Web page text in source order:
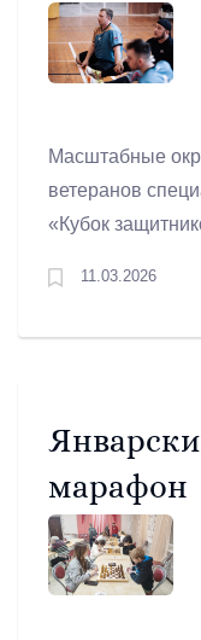
регион
Масштабные
ветеранов
«Кубок
соберет
СВО активно
соревнованиях.
11.03.2026
марафон